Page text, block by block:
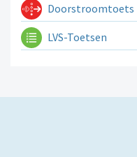
Doorstroomtoets
LVS-Toetsen